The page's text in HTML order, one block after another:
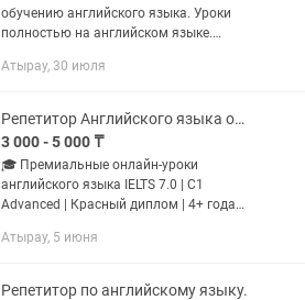
обучению английского языка. Уроки
полностью на английском языке.
говорение, слушание, чтение, письмо,
Атырау, 30 июля
Репетитор Английского языка онлайн
3 000 - 5 000 ₸
🎓 Премиальные онлайн-уроки
английского языка IELTS 7.0 | C1
Advanced | Красный диплом | 4+ года
Арбинур — преподаватель английского
и...
Атырау, 5 июня
Репетитор по английскому языку.